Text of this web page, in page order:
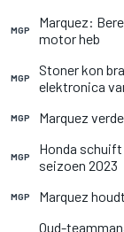
MGP
Marquez:
motor heb
MGP
Stoner kon
elektronica
MGP Marquez
MGP
Honda
seizoen 2023
MGP Marquez
Oud-